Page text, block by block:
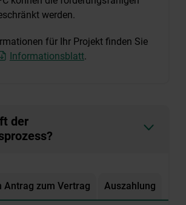
werden.
für Ihr Projekt finden Sie
Informationsblatt.
der
Antrag zum Vertrag Auszahlung